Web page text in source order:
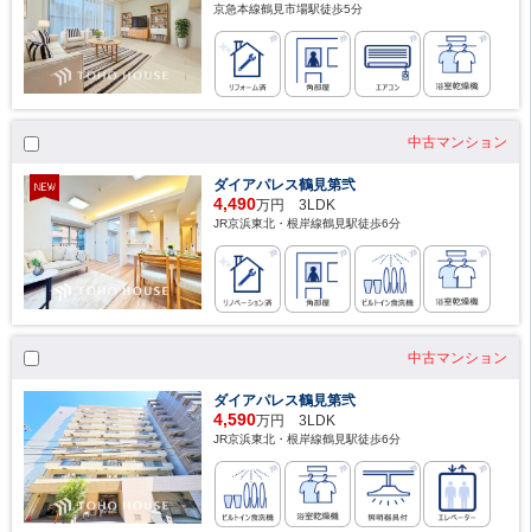
京急本線鶴見市場駅徒歩5分
中古マンション
ダイアパレス鶴見第弐
4,490万円 3LDK
JR京浜東北・根岸線鶴見駅徒歩6分
中古マンション
ダイアパレス鶴見第弐
4,590万円 3LDK
JR京浜東北・根岸線鶴見駅徒歩6分